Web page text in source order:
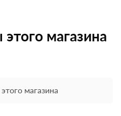
магазина
магазина